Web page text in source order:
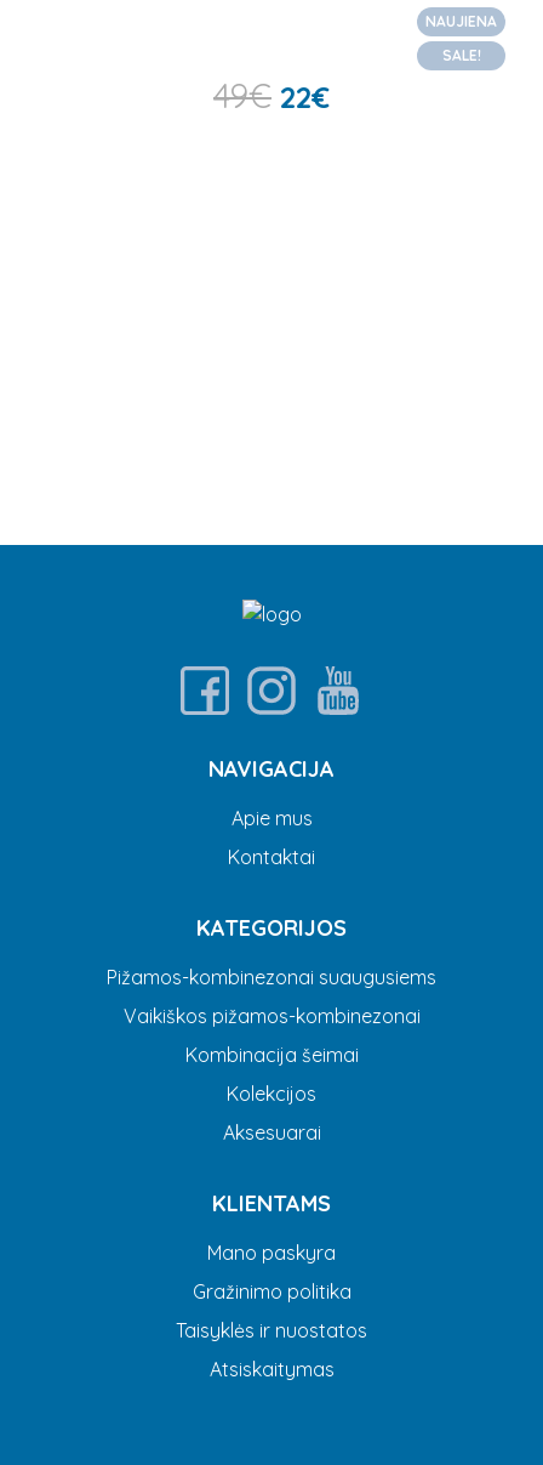
NAUJIENA
SALE!
49€ 22€
NAVIGACIJA
Apie mus
Kontaktai
KATEGORIJOS
Pižamos-kombinezonai suaugusiems
Vaikiškos pižamos-kombinezonai
Kombinacija šeimai
Kolekcijos
Aksesuarai
KLIENTAMS
Mano paskyra
Gražinimo politika
Taisyklės ir nuostatos
Atsiskaitymas